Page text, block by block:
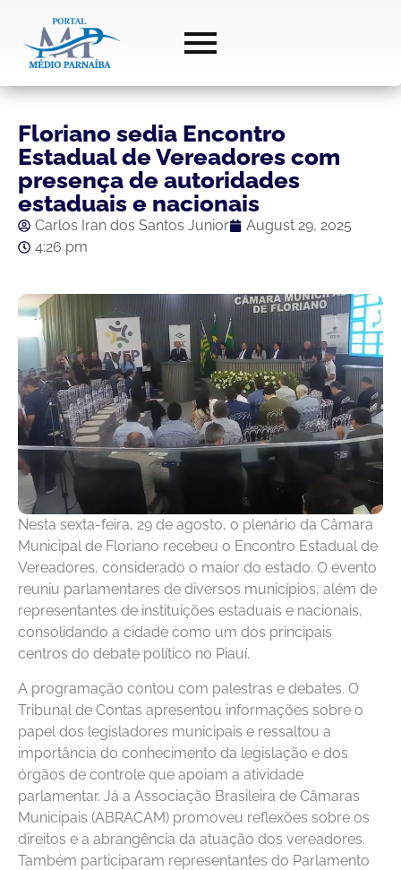
Floriano sedia Encontro
Estadual de Vereadores com
presença de autoridades
estaduais e nacionais
Carlos Iran dos Santos Junior
August 29, 2025
4:26 pm
Nesta sexta-feira, 29 de agosto, o plenário da Câmara
Municipal de Floriano recebeu o Encontro Estadual de
Vereadores, considerado o maior do estado. O evento
reuniu parlamentares de diversos municípios, além de
representantes de instituições estaduais e nacionais,
consolidando a cidade como um dos principais
centros do debate político no Piauí.
A programação contou com palestras e debates. O
Tribunal de Contas apresentou informações sobre o
papel dos legisladores municipais e ressaltou a
importância do conhecimento da legislação e dos
órgãos de controle que apoiam a atividade
parlamentar. Já a Associação Brasileira de Câmaras
Municipais (ABRACAM) promoveu reflexões sobre os
direitos e a abrangência da atuação dos vereadores.
Também participaram representantes do Parlamento